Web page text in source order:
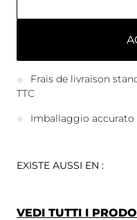
Frais de livraison
TTC
Imballaggio
EXISTE AUSSI EN :
VEDI TUTTI I